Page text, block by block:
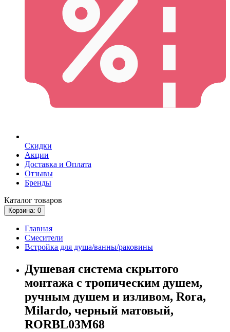
Скидки
Акции
Доставка и Оплата
Отзывы
Бренды
Каталог товаров
Корзина: 0
Главная
Смесители
Встройка для душа/ванны/раковины
Душевая система скрытого
монтажа с тропическим душем,
ручным душем и изливом, Rora,
Milardo, черный матовый,
RORBL03M68